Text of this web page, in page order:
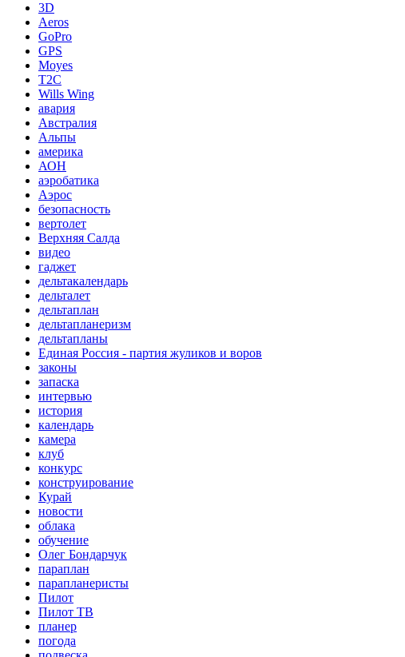
3D
Aeros
GoPro
GPS
Moyes
T2C
Wills Wing
авария
Австралия
Альпы
америка
АОН
аэробатика
Аэрос
безопасность
вертолет
Верхняя Салда
видео
гаджет
дельтакалендарь
дельталет
дельтаплан
дельтапланеризм
дельтапланы
Единая Россия - партия жуликов и воров
законы
запаска
интервью
история
календарь
камера
клуб
конкурс
конструирование
Курай
новости
облака
обучение
Олег Бондарчук
параплан
парапланеристы
Пилот
Пилот ТВ
планер
погода